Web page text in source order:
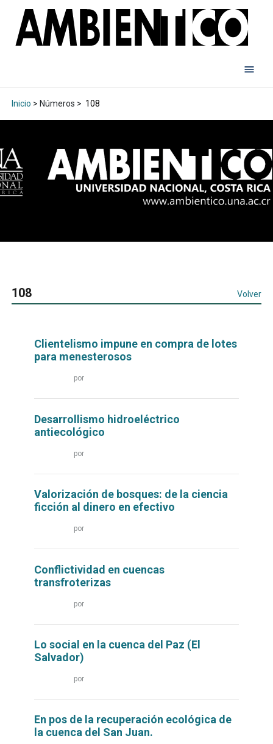
Inicio > Números > 108
108 Volver
Clientelismo impune en compra de lotes
para menesterosos
por
Desarrollismo hidroeléctrico
antiecológico
por
Valorización de bosques: de la ciencia
ficción al dinero en efectivo
por
Conflictividad en cuencas
transfroterizas
por
Lo social en la cuenca del Paz (El
Salvador)
por
En pos de la recuperación ecológica de
la cuenca del San Juan.